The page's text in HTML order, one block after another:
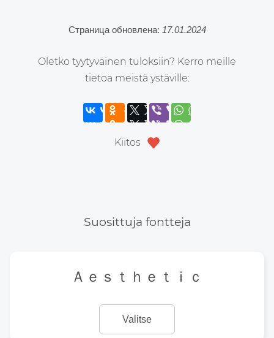
Страница обновлена: 17.01.2024
Oletko tyytyväinen tuloksiin? Kerro meille
tietoa meistä ystäville:
Kiitos
Suosittuja fontteja
Ａｅｓｔｈｅｔｉｃ
Valitse